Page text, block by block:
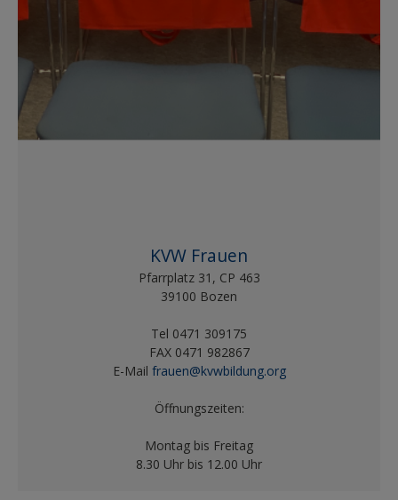
Tätigkeitsgesellschaft:
Zukunftsvision
für Europa?!Zur gleichberechtigten
Partizipation von Frauen und Männern -
2004 - Europa sozial stark!?Zur
Frauen leben und arbeiten wollen -
Bildungshaus St. Georg, Sarns Brixen (I)
KVW Frauen
Pfarrplatz 31, CP 463
39100 Bozen
Tel 0471 309175
FAX 0471 982867
E-Mail frauen@kvwbildung.org
Öffnungszeiten:
Montag bis Freitag
8.30 Uhr bis 12.00 Uhr